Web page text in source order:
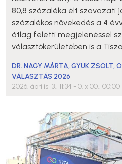
80,8 százaléka élt szavazati
százalékos növekedés a 4
átlag feletti megjelenéssel
választókerületében is a
DR. NAGY MÁRTA,GYUK ZSOLT,
VÁLASZTÁS 2026
2026. április 13., 11:34 - 0. x 00., 00:00